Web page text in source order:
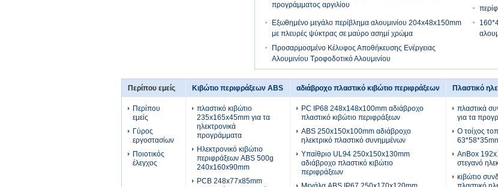
προγράμματος αργιλίου
Εξωθημένο μεγάλο περίβλημα αλουμινίου 204x48x150mm
με πλευρές ψύκτρας σε μαύρο ασημί χρώμα
Προσαρμοσμένο Κέλυφος Αποθήκευσης Ενέργειας
Αλουμινίου Τροφοδοτικό Αλουμινίου
Περίπου εμείς
Περίπου
εμείς
Γύρος
εργοστασίων
Ποιοτικός
έλεγχος
Κιβώτιο περιφράξεων ABS
πλαστικό κιβώτιο
235x165x45mm για τα
ηλεκτρονικά
προγράμματα
Ηλεκτρονικό κιβώτιο
περιφράξεων ABS 500g
240x160x90mm
PCB 248x77x85mm
αδιάβροχο πλαστικό κιβώτιο περιφράξεων
PC IP68 248x148x100mm αδιάβροχο
πλαστικό κιβώτιο περιφράξεων
ABS 250x150x100mm αδιάβροχο
ηλεκτρικό πλαστικό συνημμένων
Υπαίθριο UL94 250x150x130mm
αδιάβροχο πλαστικό κιβώτιο
περιφράξεων
Πλαστικό
πλαστικά
για τα
Ο τοίχος
AnBox
στεγανό
κιβώτιο